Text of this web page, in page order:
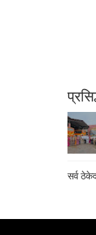
सर्व